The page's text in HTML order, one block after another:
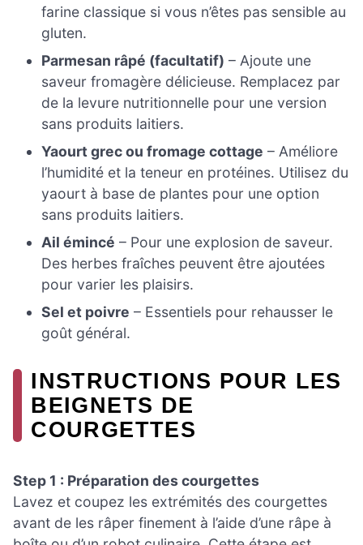
farine classique si vous n’êtes pas sensible au
gluten.
Parmesan râpé (facultatif) – Ajoute une
saveur fromagère délicieuse. Remplacez par
de la levure nutritionnelle pour une version
sans produits laitiers.
Yaourt grec ou fromage cottage – Améliore
l’humidité et la teneur en protéines. Utilisez du
yaourt à base de plantes pour une option
sans produits laitiers.
Ail émincé – Pour une explosion de saveur.
Des herbes fraîches peuvent être ajoutées
pour varier les plaisirs.
Sel et poivre – Essentiels pour rehausser le
goût général.
INSTRUCTIONS POUR LES
BEIGNETS DE
COURGETTES
Step 1 : Préparation des courgettes
Lavez et coupez les extrémités des courgettes
avant de les râper finement à l’aide d’une râpe à